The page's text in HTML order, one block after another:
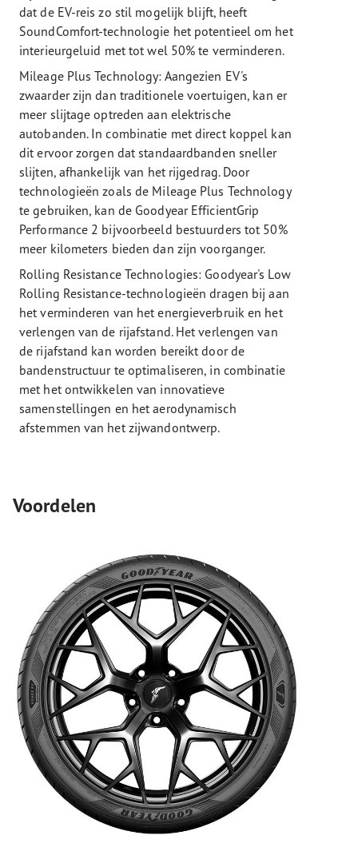
dat de EV-reis zo stil mogelijk blijft, heeft
SoundComfort-technologie het potentieel om het
interieurgeluid met tot wel 50% te verminderen.
Mileage Plus Technology: Aangezien EV's
zwaarder zijn dan traditionele voertuigen, kan er
meer slijtage optreden aan elektrische
autobanden. In combinatie met direct koppel kan
dit ervoor zorgen dat standaardbanden sneller
slijten, afhankelijk van het rijgedrag. Door
technologieën zoals de Mileage Plus Technology
te gebruiken, kan de Goodyear EfficientGrip
Performance 2 bijvoorbeeld bestuurders tot 50%
meer kilometers bieden dan zijn voorganger.
Rolling Resistance Technologies: Goodyear's Low
Rolling Resistance-technologieën dragen bij aan
het verminderen van het energieverbruik en het
verlengen van de rijafstand. Het verlengen van
de rijafstand kan worden bereikt door de
bandenstructuur te optimaliseren, in combinatie
met het ontwikkelen van innovatieve
samenstellingen en het aerodynamisch
afstemmen van het zijwandontwerp.
Voordelen